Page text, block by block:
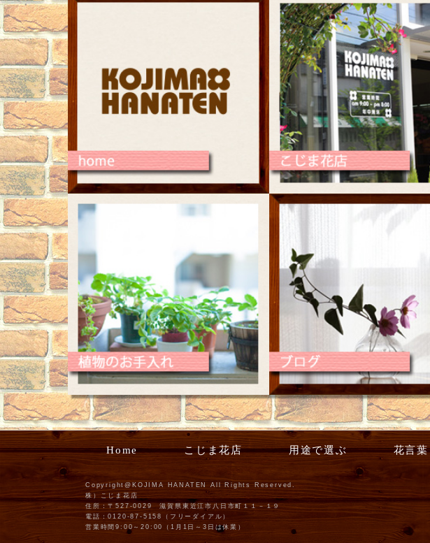
Home こじま花店 用途で選ぶ 花言葉
Copyright@KOJIMA HANATEN All Rights Reserved.
株）こじま花店
住所：〒527-0029 滋賀県東近江市八日市町１１－１９
電話：0120-87-5158（フリーダイアル）
営業時間9:00～20:00（1月1日～3日は休業）